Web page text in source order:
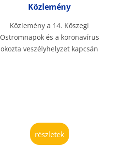
Közlemény
Közlemény a 14. Kőszegi
Ostromnapok és a koronavírus
okozta veszélyhelyzet kapcsán
részletek